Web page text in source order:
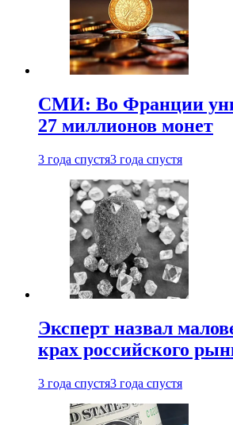
СМИ: Во Франции
27 миллионов монет
3 года спустя3 года спустя
Эксперт назвал
крах российского
3 года спустя3 года спустя